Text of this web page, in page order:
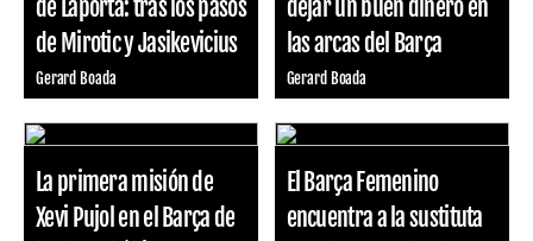
de Laporta: tras los pasos
de Mirotic y Jasikevicius
Gerard Boada
dejar un buen dinero en
las arcas del Barça
Gerard Boada
La primera misión de
Xevi Pujol en el Barça de
El Barça Femenino
encuentra a la sustituta